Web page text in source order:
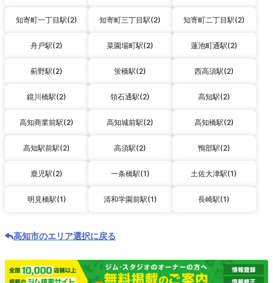
知寄町一丁目駅(2) 知寄町三丁目駅(2) 知寄町二丁目駅(2)
舟戸駅(2) 菜園場町駅(2) 蓮池町通駅(2)
薊野駅(2) 蛍橋駅(2) 西高須駅(2)
鏡川橋駅(2) 領石通駅(2) 高知駅(2)
高知商業前駅(2) 高知城前駅(2) 高知橋駅(2)
高知駅前駅(2) 高須駅(2) 鴨部駅(2)
鹿児駅(2) 一条橋駅(1) 土佐大津駅(1)
明見橋駅(1) 清和学園前駅(1) 長崎駅(1)
高知市のエリア選択に戻る